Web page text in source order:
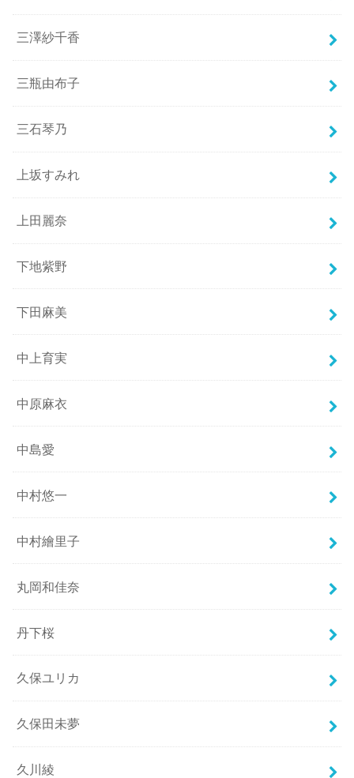
三澤紗千香
三瓶由布子
三石琴乃
上坂すみれ
上田麗奈
下地紫野
下田麻美
中上育実
中原麻衣
中島愛
中村悠一
中村繪里子
丸岡和佳奈
丹下桜
久保ユリカ
久保田未夢
久川綾